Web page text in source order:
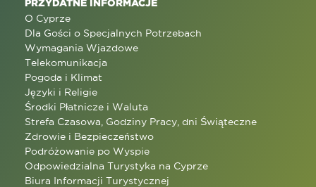
PRZYDATNE INFORMACJE
O Cyprze
Dla Gości o Specjalnych Potrzebach
Wymagania Wjazdowe
Telekomunikacja
Pogoda i Klimat
Języki i Religie
Środki Płatnicze i Waluta
Strefa Czasowa, Godziny Pracy, dni Świąteczne
Zdrowie i Bezpieczeństwo
Podróżowanie po Wyspie
Odpowiedzialna Turystyka na Cyprze
Biura Informacji Turystycznej